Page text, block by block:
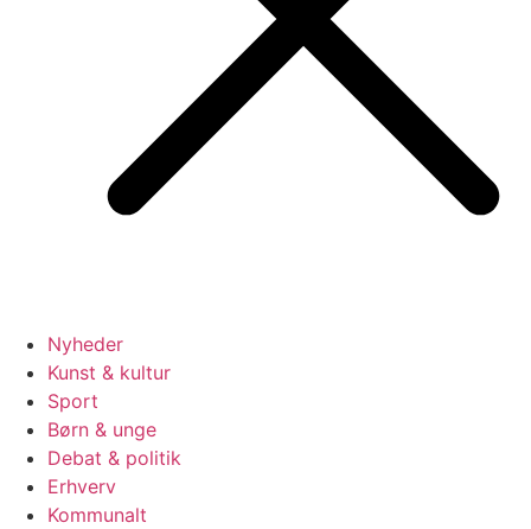
Nyheder
Kunst & kultur
Sport
Børn & unge
Debat & politik
Erhverv
Kommunalt